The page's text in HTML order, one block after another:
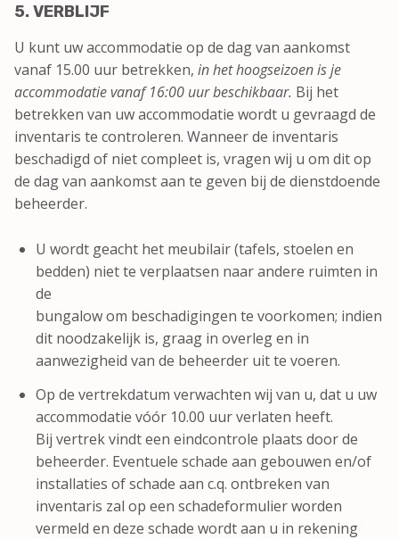
5. VERBLIJF
U kunt uw accommodatie op de dag van aankomst
vanaf 15.00 uur betrekken, in het hoogseizoen is je
accommodatie vanaf 16:00 uur beschikbaar. Bij het
betrekken van uw accommodatie wordt u gevraagd de
inventaris te controleren. Wanneer de inventaris
beschadigd of niet compleet is, vragen wij u om dit op
de dag van aankomst aan te geven bij de dienstdoende
beheerder.
U wordt geacht het meubilair (tafels, stoelen en
bedden) niet te verplaatsen naar andere ruimten in
de
bungalow om beschadigingen te voorkomen; indien
dit noodzakelijk is, graag in overleg en in
aanwezigheid van de beheerder uit te voeren.
Op de vertrekdatum verwachten wij van u, dat u uw
accommodatie vóór 10.00 uur verlaten heeft.
Bij vertrek vindt een eindcontrole plaats door de
beheerder. Eventuele schade aan gebouwen en/of
installaties of schade aan c.q. ontbreken van
inventaris zal op een schadeformulier worden
vermeld en deze schade wordt aan u in rekening